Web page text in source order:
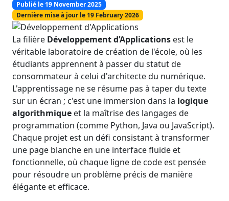
Publié le 19 November 2025
Dernière mise à jour le 19 February 2026
Image
La filière Développement d’Applications est le
véritable laboratoire de création de l'école, où les
étudiants apprennent à passer du statut de
consommateur à celui d'architecte du numérique.
L'apprentissage ne se résume pas à taper du texte
sur un écran ; c'est une immersion dans la logique
algorithmique et la maîtrise des langages de
programmation (comme Python, Java ou JavaScript).
Chaque projet est un défi consistant à transformer
une page blanche en une interface fluide et
fonctionnelle, où chaque ligne de code est pensée
pour résoudre un problème précis de manière
élégante et efficace.